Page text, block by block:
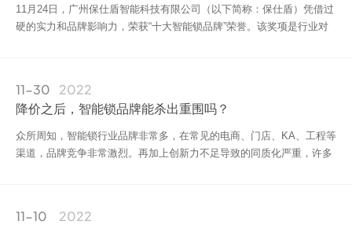
企业动态
11月24日，广州保仕盾智能科技有限公司（以下简称：保仕盾）凭借过
硬的实力和品牌影响力，荣获“十大智能锁品牌”荣誉。该奖项是行业对
11-30 2022
降价之后，智能锁品牌能杀出重围吗？
众所周知，智能锁行业品牌非常多，在常见的电商、门店、KA、工程等
渠道，品牌竞争非常激烈。再加上创新力不足导致的同质化严重，许多
11-10 2022
半自动智能锁
招商加盟
关于我们